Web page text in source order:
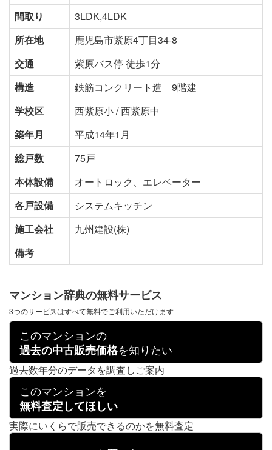
間取り
3LDK,4LDK
所在地
鹿児島市紫原4丁目34-8
交通
紫原バス停 徒歩1分
構造
鉄筋コンクリート造 9階建
学校区
西紫原小 / 西紫原中
築年月
平成14年1月
総戸数
75戸
本体設備
オートロック、エレベーター
各戸設備
システムキッチン
施工会社
九州建設(株)
備考
マンション辞典の無料サービス
3つのサービスはすべて無料でご利用いただけます
このマンションの
過去の中古販売価格を知りたい
過去数年分のデータを調査しご案内
このマンションを
無料査定してほしい
実際にいくらで販売できるのかを無料査定